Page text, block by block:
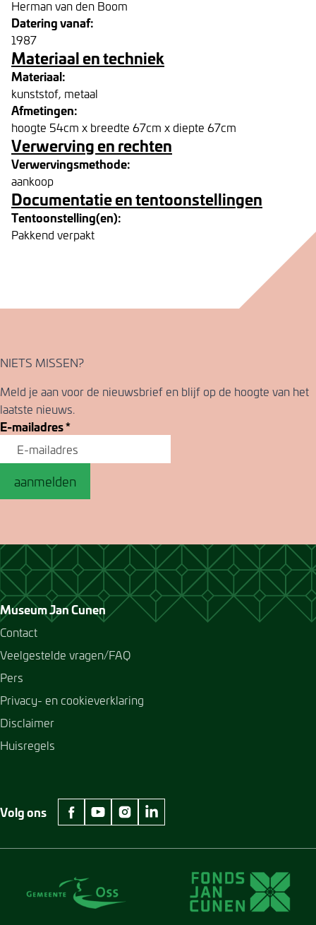
Herman van den Boom
Datering vanaf:
1987
Materiaal en techniek
Materiaal:
kunststof, metaal
Afmetingen:
hoogte 54cm x breedte 67cm x diepte 67cm
Verwerving en rechten
Verwervingsmethode:
aankoop
Documentatie en tentoonstellingen
Tentoonstelling(en):
Pakkend verpakt
NIETS MISSEN?
Meld je aan voor de nieuwsbrief en blijf op de hoogte van het
laatste nieuws.
E-mailadres*
aanmelden
Museum Jan Cunen
Contact
Veelgestelde vragen/FAQ
Pers
Privacy- en cookieverklaring
Disclaimer
Huisregels
Volg ons
facebook Museum Jan Cunen
youtube Museum Jan Cunen
instagram Museum Jan Cunen
linkedin Museum Jan Cunen